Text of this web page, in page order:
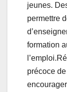
jeunes.
permettre
formation
précoce